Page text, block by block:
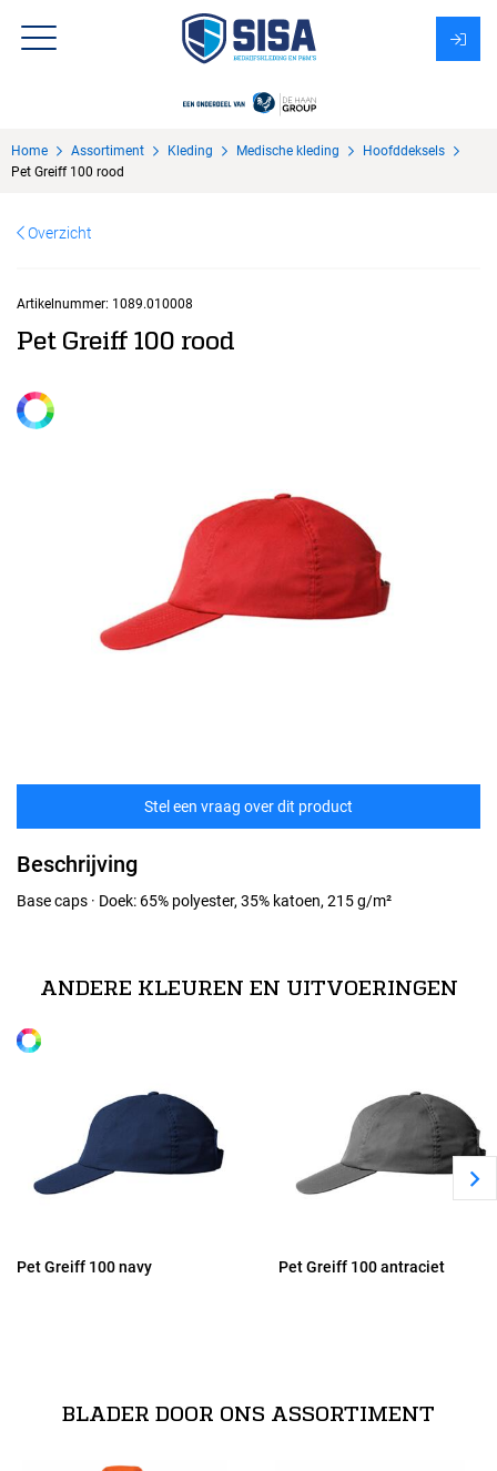
Over Sisa
Home Assortiment Kleding Medische kleding
Hoofddeksels
Pet Greiff 100 rood
Overzicht
Artikelnummer: 1089.010008
Pet Greiff 100 rood
Stel een vraag over dit product
Beschrijving
Base caps · Doek: 65% polyester, 35% katoen, 215 g/m²
ANDERE KLEUREN EN UITVOERINGEN
Pet Greiff 100 navy Pet Greiff 100 antraciet
BLADER DOOR ONS ASSORTIMENT